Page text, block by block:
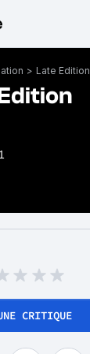
> Late Edition
1
CRITIQUE